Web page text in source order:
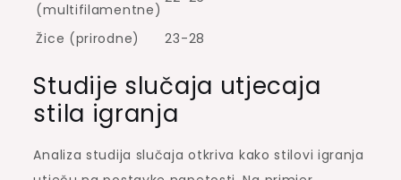
(multifilamentne)
Žice (prirodne) 23-28
Studije slučaja utjecaja
stila igranja
Analiza studija slučaja otkriva kako stilovi igranja